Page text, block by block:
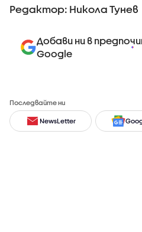
Редактор: Никола Тунев
Добави ни в
Google
Последвайте ни
NewsLetter